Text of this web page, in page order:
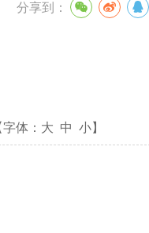
分享到：
字体： 大 中 小】